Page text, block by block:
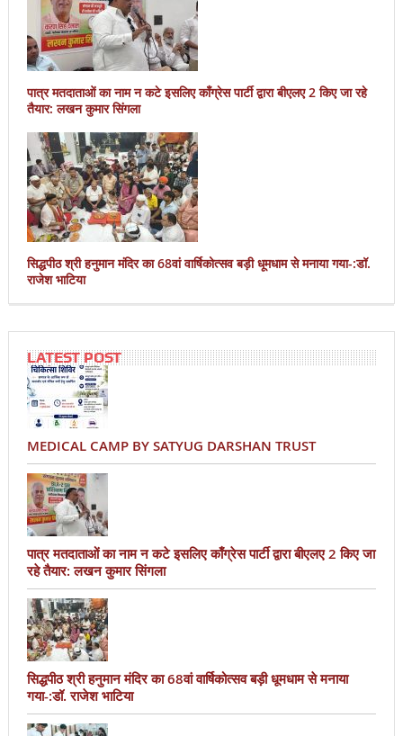
पात्र मतदाताओं का नाम न कटे इसलिए काँग्रेस पार्टी द्वारा बीएलए 2 किए जा रहे
तैयार: लखन कुमार सिंगला
सिद्धपीठ श्री हनुमान मंदिर का 68वां वार्षिकोत्सव बड़ी धूमधाम से मनाया गया-:डॉ.
राजेश भाटिया
LATEST POST
MEDICAL CAMP BY SATYUG DARSHAN TRUST
पात्र मतदाताओं का नाम न कटे इसलिए काँग्रेस पार्टी द्वारा बीएलए 2 किए जा
रहे तैयार: लखन कुमार सिंगला
सिद्धपीठ श्री हनुमान मंदिर का 68वां वार्षिकोत्सव बड़ी धूमधाम से मनाया
गया-:डॉ. राजेश भाटिया